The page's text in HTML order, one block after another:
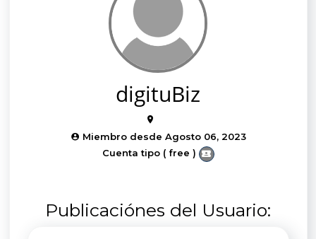
digituBiz
Miembro desde Agosto 06, 2023
Cuenta tipo ( free )
Publicaciónes del Usuario: